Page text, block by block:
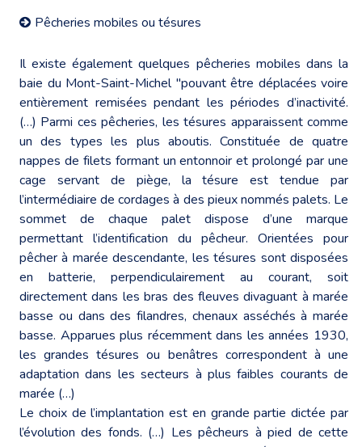
Pêcheries mobiles ou tésures
Il existe également quelques pêcheries mobiles dans la
baie du Mont-Saint-Michel "pouvant être déplacées voire
entièrement remisées pendant les périodes d’inactivité.
(…) Parmi ces pêcheries, les tésures apparaissent comme
un des types les plus aboutis. Constituée de quatre
nappes de filets formant un entonnoir et prolongé par une
cage servant de piège, la tésure est tendue par
l’intermédiaire de cordages à des pieux nommés palets. Le
sommet de chaque palet dispose d’une marque
permettant l’identification du pêcheur. Orientées pour
pêcher à marée descendante, les tésures sont disposées
en batterie, perpendiculairement au courant, soit
directement dans les bras des fleuves divaguant à marée
basse ou dans des filandres, chenaux asséchés à marée
basse. Apparues plus récemment dans les années 1930,
les grandes tésures ou benâtres correspondent à une
adaptation dans les secteurs à plus faibles courants de
marée (…)
Le choix de l’implantation est en grande partie dictée par
l’évolution des fonds. (…) Les pêcheurs à pied de cette